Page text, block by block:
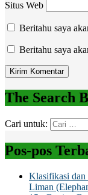
Situs Web
Beritahu saya
Beritahu saya
The Search
Cari untuk:
Pos-pos
Klasifikasi dan
Liman